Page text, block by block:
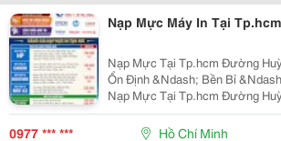
Nạp Mực Máy In Tại Tp.hcm
Nạp Mực Tại Tp.hcm Đường
Ổn Định &Ndash; Bền Bỉ
Nạp Mực Tại Tp.hcm Đường
Vấn &Amp; Báo Giá Liên Hệ
Tp.hcm Đường Huỳnh Tấn Phát
0977 *** *** Hồ Chí Minh